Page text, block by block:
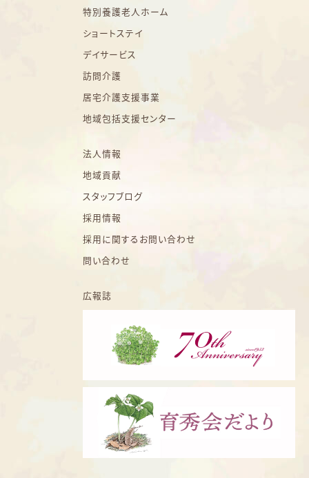
特別養護老人ホーム
ショートステイ
デイサービス
訪問介護
居宅介護支援事業
地域包括支援センター
法人情報
地域貢献
スタッフブログ
採用情報
採用に関するお問い合わせ
問い合わせ
広報誌